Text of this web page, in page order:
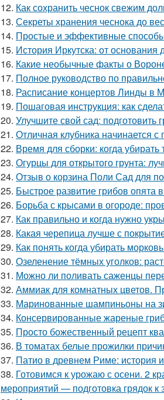
12. Как сохранить чеснок свежим
13. Секреты хранения чеснока до
14. Простые и эффективные
15. История Иркутска: от основания
16. Какие необычные факты о
17. Полное руководство по
18. Расписание концертов Линды в
19. Пошаговая инструкция: как
20. Улучшите свой сад: подготовить
21. Отличная клубника начинается
22. Время для сборки: когда
23. Огурцы для открытого грунта:
24. Отзыв о корзина Поли Сад для
25. Быстрое развитие грибов опята
26. Борьба с крысами в огороде:
27. Как правильно и когда нужно
28. Какая черепица лучше с
29. Как понять когда убирать
30. Озеленение тёмных уголков:
31. Можно ли поливать саженцы
32. Аммиак для комнатных цветов.
33. Маринованные шампиньоны на
34. Консервированные жареные
35. Просто божественный рецепт
36. В томатах белые прожилки
37. Патио в древнем Риме: история
38. Готовимся к урожаю с осени. 2
мероприятий — подготовка грядок